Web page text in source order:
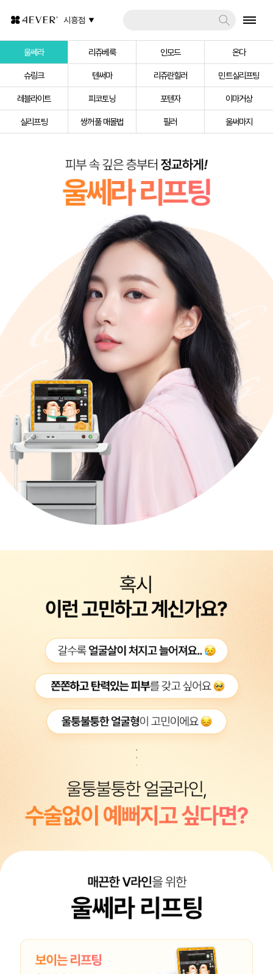
시흥점
울쎄라 리쥬베룩 인모드 온다
슈링크 텐써마 리쥬란힐러 민트실리프팅
레블라이트 피코토닝 포텐자 이마거상
실리프팅 쌍꺼풀 매몰법 필러 울써마지